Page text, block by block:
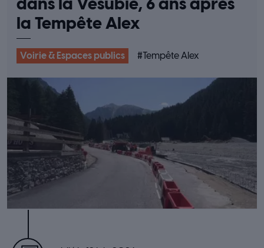
dans la Vésubie, 6 ans après
la Tempête Alex
Voirie & Espaces publics #Tempête Alex